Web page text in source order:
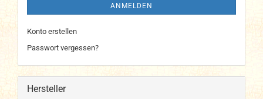
ANMELDEN
Konto erstellen
Passwort vergessen?
Hersteller